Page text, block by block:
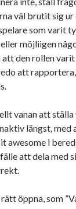
väl brutit sig ur
som varit
möjliigen
den rollen
att
vanan att
längst, med
awesome i
att dela med
öppna, som